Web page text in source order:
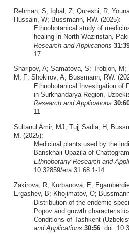
Rehman, S; Iqbal, Z; Qureshi, R;
Hussain, W; Bussmann, RW. (2025):
Ethnobotanical study of
healing in North Waziristan,
Research and Applications
17
Sharipov, A; Samatova, S; Trobjon,
M; F; Shokirov, A; Bussmann, RW.
Ethnobotanical Investigation of
in Surkhandarya Region,
Research and Applications
11
Sultanul Amir, MJ; Tujj Sadia, H;
M. (2025):
Medicinal plants used by the
Banskhali Upazila of
Ethnobotany Research and
10.32859/era.31.68.1-14
Zakirova, R; Kurbanova, E;
Ergashev, B; Khojimatov, O;
Distribution of the endemic
Popov and growth
Conditions of Tashkent
and Applications 30:56: doi: